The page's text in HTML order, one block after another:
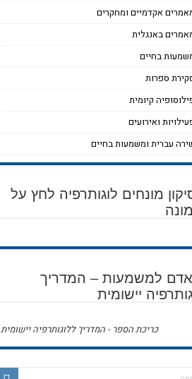
אקדמיים ומחקרים
באנגלית
בחיים
ספרות
קיומית
ואירועים
עברית ומשמעות בחיים
מונחים לוגותרפיה לחץ על
אדם למשמעות – המדריך
יישומית
כריכת הספר - המדריך ללוגותרפיה יישומית